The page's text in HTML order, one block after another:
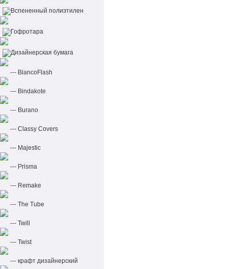
Вспененный полиэтилен
Гофротара
Дизайнерская бумага
--- BiancoFlash
--- Bindakote
--- Burano
--- Classy Covers
--- Majestic
--- Prisma
--- Remake
--- The Tube
--- Twill
--- Twist
--- крафт дизайнерский